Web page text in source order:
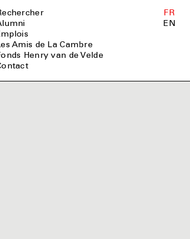
Rechercher
Alumni
Emplois
Les Amis de La Cambre
Fonds Henry van de Velde
Contact
FR
EN